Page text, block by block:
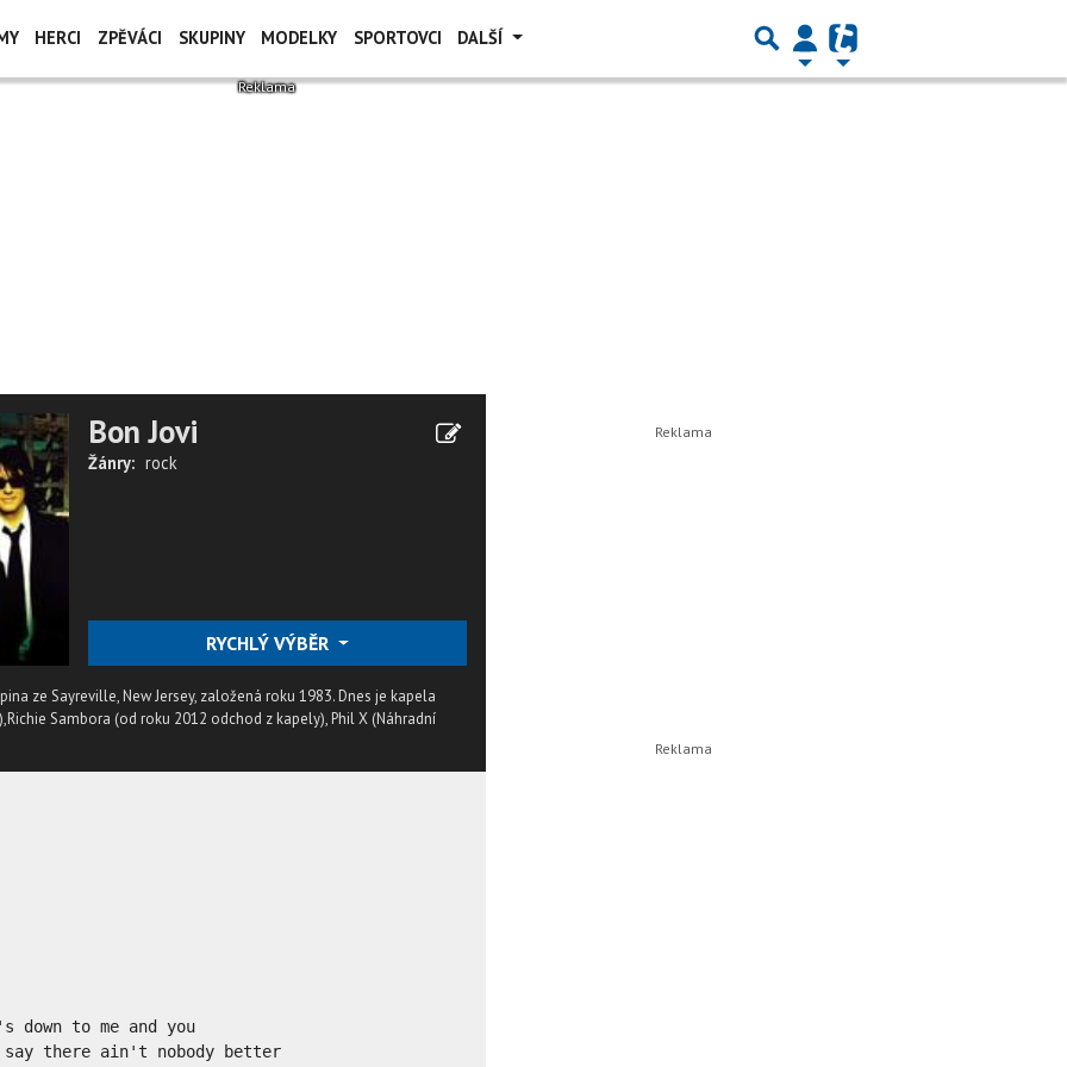
HERCI ZPĚVÁCI SKUPINY MODELKY SPORTOVCI DALŠÍ
Bon Jovi
Žánry: rock
RYCHLÝ VÝBĚR
ze Sayreville, New Jersey, založená roku 1983. Dnes je kapela
Sambora (od roku 2012 odchod z kapely), Phil X (Náhradní
to me and you
there ain't nobody better